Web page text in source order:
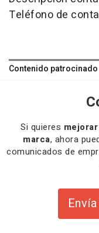
Teléfono de
Contenido patrocinado
Si quieres
marca, ahora
comunicados de